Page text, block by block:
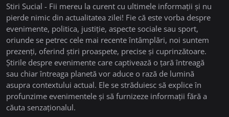
Stiri Sucial - Fii mereu la curent cu ultimele informații și nu
pierde nimic din actualitatea zilei! Fie că este vorba despre
evenimente, politica, justiție, aspecte sociale sau sport,
oriunde se petrec cele mai recente întâmplări, noi suntem
prezenți, oferind știri proaspete, precise și cuprinzătoare.
Știrile despre evenimente care captivează o țară întreagă
sau chiar întreaga planetă vor aduce o rază de lumină
asupra contextului actual. Ele se străduiesc să explice în
profunzime evenimentele și să furnizeze informații fără a
căuta senzaționalul.